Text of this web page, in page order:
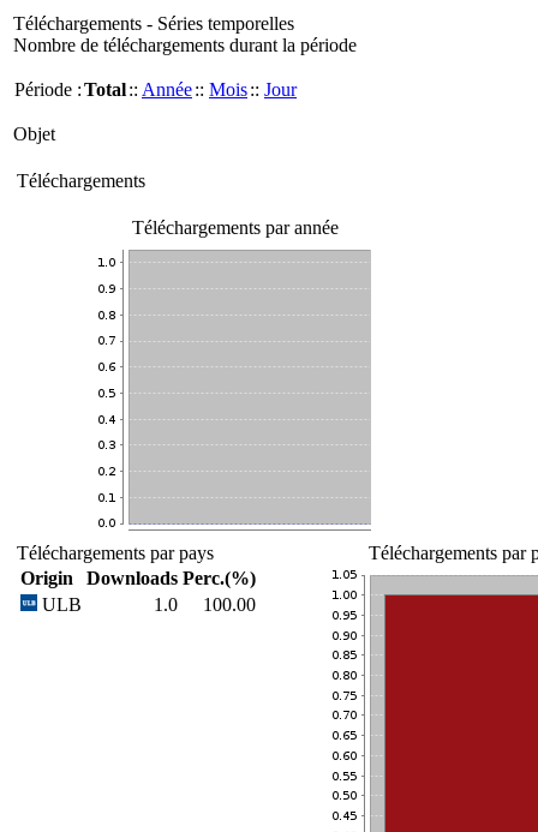
Téléchargements - Séries temporelles
Nombre de téléchargements durant la période
Période :Total:: Année:: Mois:: Jour
Objet
Téléchargements
Téléchargements par année
Téléchargements par pays
Origin
Downloads Perc.(%)
ULB
1.0 100.00
Téléchargements par